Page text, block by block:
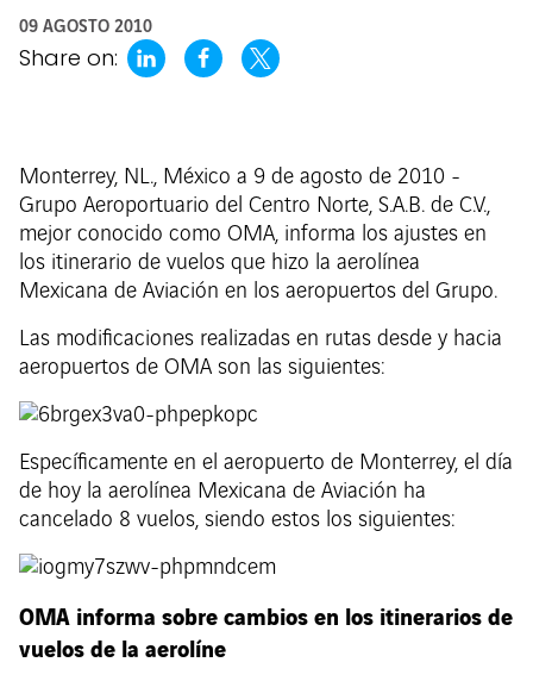
09 AGOSTO 2010
Share on:
Monterrey, NL., México a 9 de agosto de 2010 -
Grupo Aeroportuario del Centro Norte, S.A.B. de C.V.,
mejor conocido como OMA, informa los ajustes en
los itinerario de vuelos que hizo la aerolínea
Mexicana de Aviación en los aeropuertos del Grupo.
Las modificaciones realizadas en rutas desde y hacia
aeropuertos de OMA son las siguientes:
Específicamente en el aeropuerto de Monterrey, el día
de hoy la aerolínea Mexicana de Aviación ha
cancelado 8 vuelos, siendo estos los siguientes:
OMA informa sobre cambios en los itinerarios de
vuelos de la aerolíne